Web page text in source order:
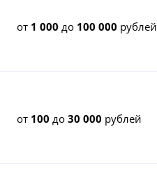
от 1 000 до 100 000 рублей
от 100 до30 000 рублей